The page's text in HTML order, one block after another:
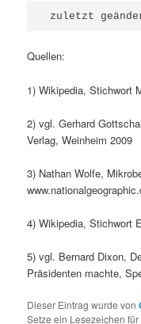
zuletzt
Quellen:
1) Wikipedia, Stichwort
2) vgl. Gerhard
Verlag, Weinheim 2009
3) Nathan Wolfe,
4) Wikipedia, Stichwort
5) vgl. Bernard Dixon,
Präsidenten machte,
Dieser Eintrag wurde von
Setze ein Lesezeichen für